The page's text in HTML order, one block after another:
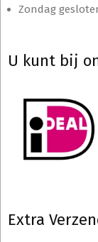
Zondag
U kunt bij
Extra